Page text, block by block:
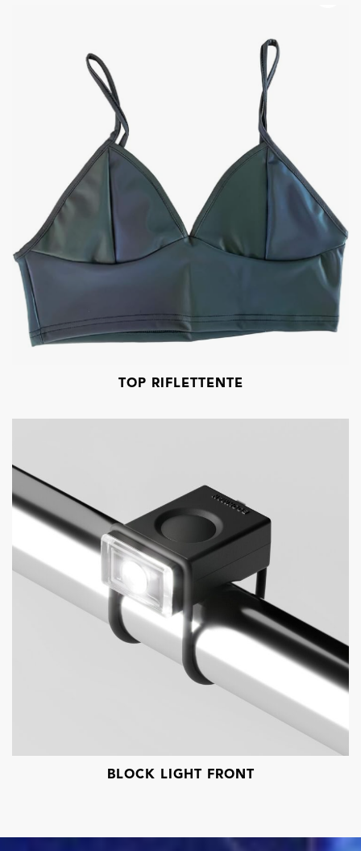
TOP RIFLETTENTE
BLOCK LIGHT FRONT